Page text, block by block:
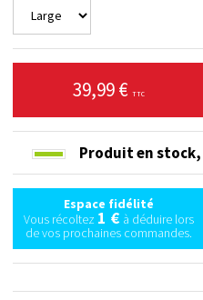
39,99 € TTC
Produit en stock,
Espace fidélité
Vous récoltez 1 €à déduire lors
de vos prochaines commandes.